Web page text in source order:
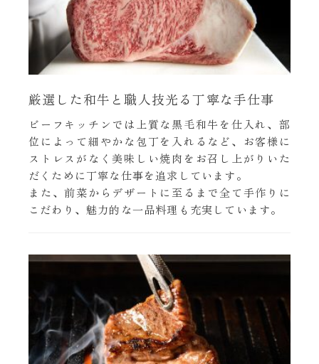
厳選した和牛と職人技光る丁寧な手仕事
ビーフキッチンでは上質な黒毛和牛を仕入れ、部
位によって細やかな包丁を入れるなど、お客様に
ストレスがなく美味しい焼肉をお召し上がりいた
だくために丁寧な仕事を追求しています。
また、前菜からデザートに至るまで全て手作りに
こだわり、魅力的な一品料理も充実しています。